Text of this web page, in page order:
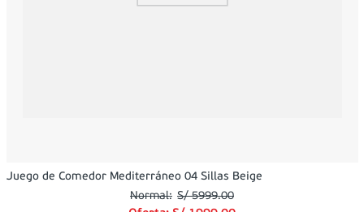
Juego de Comedor Mediterráneo 04 Sillas Beige
S/ 5999.00